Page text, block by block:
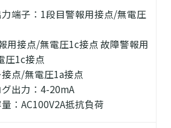
力端子：1段目警報用接点/無電圧
用接点/無電圧1c接点 故障警報用
圧1c接点
接点/無電圧1a接点
グ出力：4-20mA
量：AC100V2A抵抗負荷